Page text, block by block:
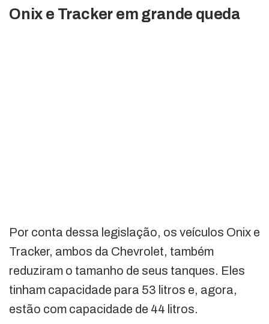
Onix e Tracker em grande queda
Por conta dessa legislação, os veículos Onix e
Tracker, ambos da Chevrolet, também
reduziram o tamanho de seus tanques. Eles
tinham capacidade para 53 litros e, agora,
estão com capacidade de 44 litros.